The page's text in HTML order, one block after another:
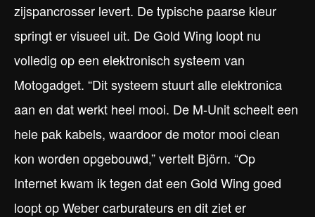
zijspancrosser levert. De typische paarse kleur
springt er visueel uit. De Gold Wing loopt nu
volledig op een elektronisch systeem van
Motogadget. “Dit systeem stuurt alle elektronica
aan en dat werkt heel mooi. De M-Unit scheelt een
hele pak kabels, waardoor de motor mooi clean
kon worden opgebouwd,” vertelt Björn. “Op
Internet kwam ik tegen dat een Gold Wing goed
loopt op Weber carburateurs en dit ziet er